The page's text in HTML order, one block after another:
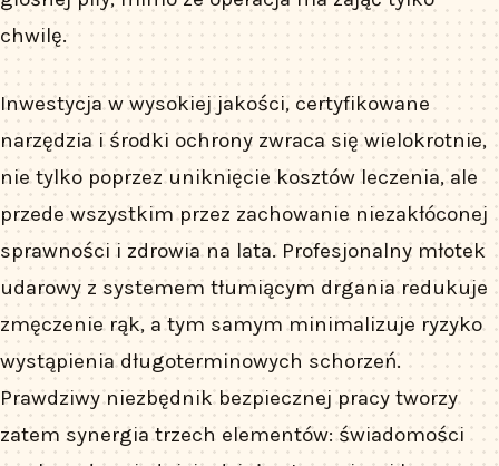
chwilę.
Inwestycja w wysokiej jakości, certyfikowane
narzędzia i środki ochrony zwraca się wielokrotnie,
nie tylko poprzez uniknięcie kosztów leczenia, ale
przede wszystkim przez zachowanie niezakłóconej
sprawności i zdrowia na lata. Profesjonalny młotek
udarowy z systemem tłumiącym drgania redukuje
zmęczenie rąk, a tym samym minimalizuje ryzyko
wystąpienia długoterminowych schorzeń.
Prawdziwy niezbędnik bezpiecznej pracy tworzy
zatem synergia trzech elementów: świadomości